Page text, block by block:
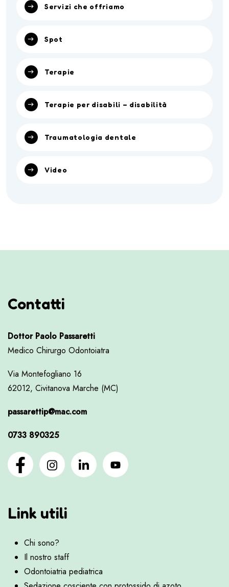
Servizi che offriamo
Spot
Terapie
Terapie per disabili – disabilità
Traumatologia dentale
Video
Contatti
Dottor Paolo Passaretti
Medico Chirurgo Odontoiatra
Via Montefogliano 16
62012, Civitanova Marche (MC)
passarettip@mac.com
0733 890325
Link utili
Chi sono?
Il nostro staff
Odontoiatria pediatrica